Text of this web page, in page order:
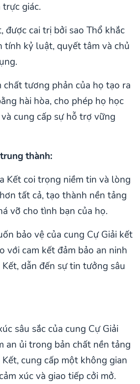
trực giác.
được cai trị bởi sao Thổ khắc
tính kỷ luật, quyết tâm và chủ
chất tương phản của họ tạo ra
hài hòa, cho phép họ học
cung cấp sự hỗ trợ vững
thành:
Kết coi trọng niềm tin và lòng
tất cả, tạo thành nền tảng
vỡ cho tình bạn của họ.
bảo vệ của cung Cự Giải kết
với cam kết đảm bảo an ninh
dẫn đến sự tin tưởng sâu
sâu sắc của cung Cự Giải
an ủi trong bản chất nền tảng
cung cấp một không gian
xúc và giao tiếp cởi mở.